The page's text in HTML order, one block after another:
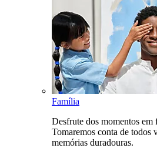
Família
Desfrute dos momentos
Tomaremos conta de todos
memórias duradouras.